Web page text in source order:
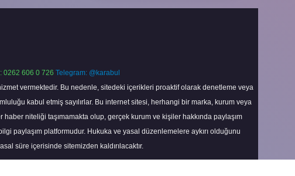
0262 606 0 726 Telegram: @karabul
vermektedir. Bu nedenle, sitedeki içerikleri proaktif olarak denetleme veya
kabul etmiş sayılırlar. Bu internet sitesi, herhangi bir marka, kurum veya
haber niteliği taşımamakta olup, gerçek kurum ve kişiler hakkında paylaşım
paylaşım platformudur. Hukuka ve yasal düzenlemelere aykırı olduğunu
süre içerisinde sitemizden kaldırılacaktır.